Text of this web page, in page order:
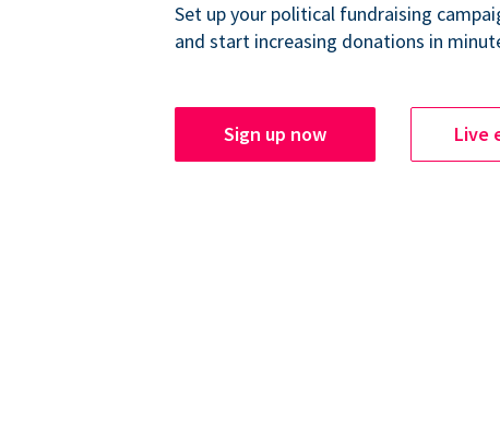
Set up your political fundraising
and start increasing donations in
Sign up now Live